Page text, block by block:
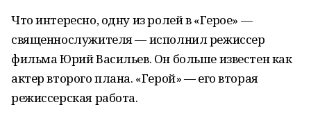
Что интересно, одну из ролей в «Герое» —
священнослужителя — исполнил режиссер
фильма Юрий Васильев. Он больше известен как
актер второго плана. «Герой» — его вторая
режиссерская работа.